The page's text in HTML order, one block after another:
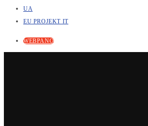
UA
EU PROJEKT IT
WEBPANO
INŻYNIERIA